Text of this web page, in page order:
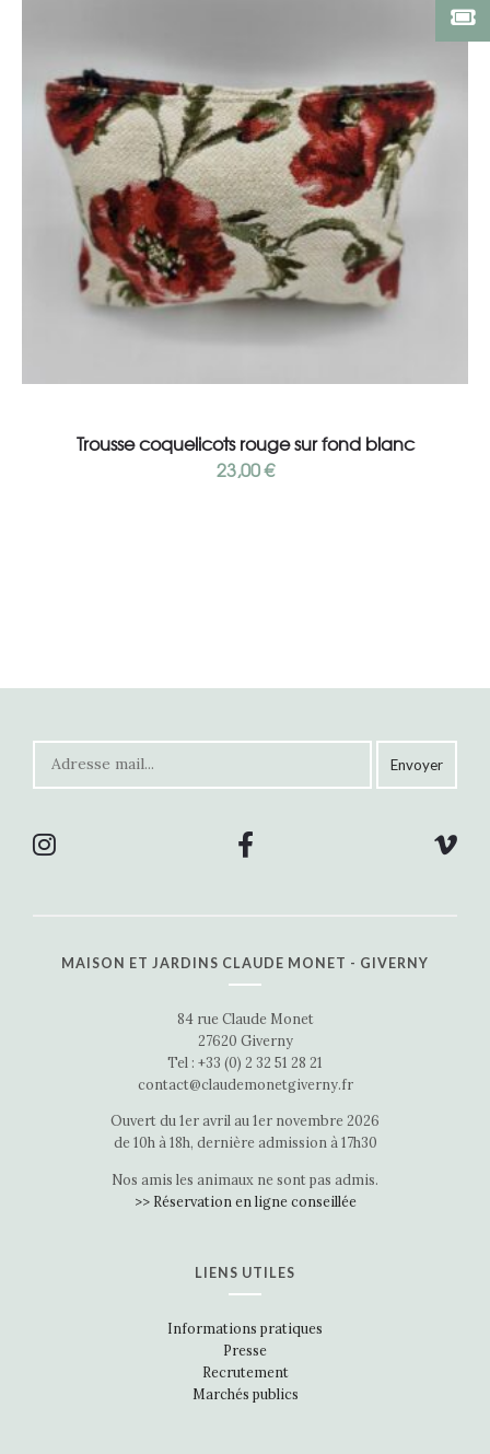
Trousse coquelicots rouge sur fond blanc
23,00€
MAISON ET JARDINS CLAUDE MONET - GIVERNY
84 rue Claude Monet
27620 Giverny
Tel : +33 (0) 2 32 51 28 21
contact@claudemonetgiverny.fr
Ouvert du 1er avril au 1er novembre 2026
de 10h à 18h, dernière admission à 17h30
Nos amis les animaux ne sont pas admis.
>> Réservation en ligne conseillée
LIENS UTILES
Informations pratiques
Presse
Recrutement
Marchés publics